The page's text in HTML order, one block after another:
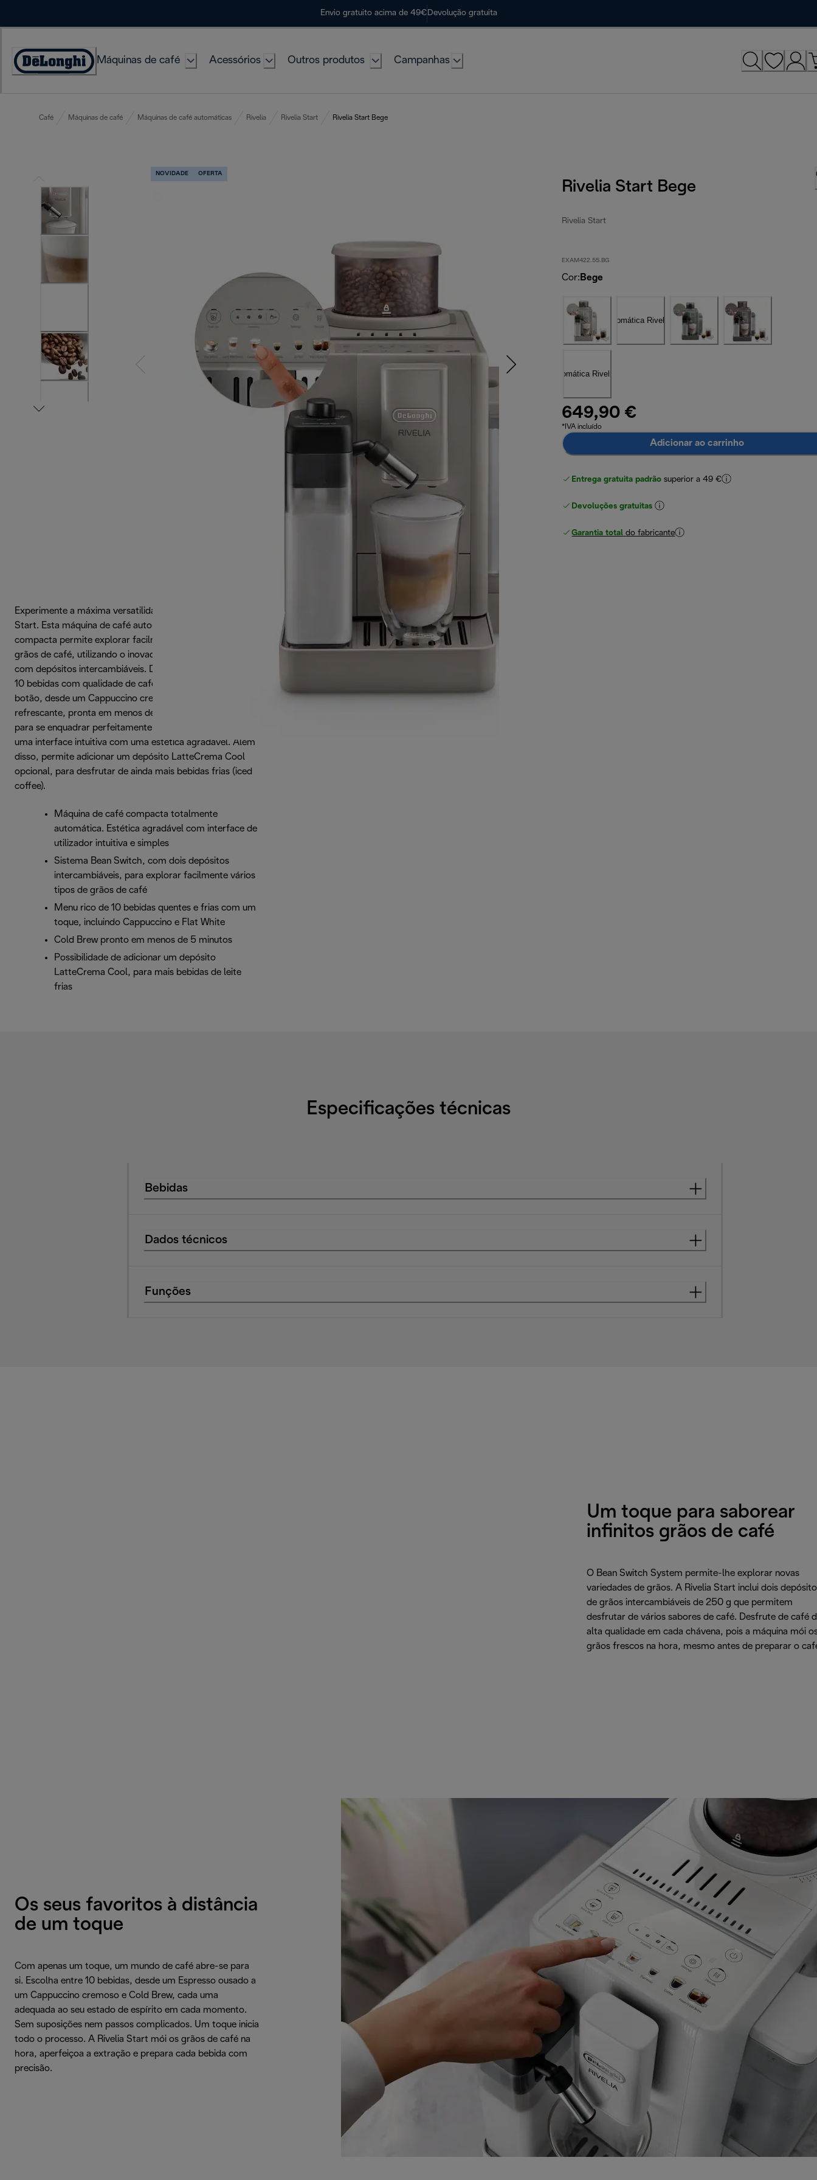
Envio gratuito acima de 49€ Devolução gratuita
Accessibility
Máquinas de café Acessórios Outros produtos Campanhas
Café Máquinas de café Máquinas de café automáticas Rivelia Rivelia Start Rivelia Start Bege
NOVIDADE OFERTA
Rivelia Start Bege
Rivelia Start
EXAM422.55.BG
Cor: Bege
649,90 €
*IVA incluído
Adicionar ao carrinho
Entrega gratuita padrão superior a 49 €
Devoluções gratuitas
Garantia total do fabricante
Experimente a máxima versatilidade do café com a Rivelia
Start. Esta máquina de café automática elegante e
compacta permite explorar facilmente vários tipos de
grãos de café, utilizando o inovador sistema Bean Switch
com depósitos intercambiáveis. Disponha de um menu de
10 bebidas com qualidade de café com um toque num
botão, desde um Cappuccino cremoso a um Cold Brew
refrescante, pronta em menos de 5 minutos. Concebida
para se enquadrar perfeitamente na bancada, combina
uma interface intuitiva com uma estética agradável. Além
disso, permite adicionar um depósito LatteCrema Cool
opcional, para desfrutar de ainda mais bebidas frias (iced
coffee).
Máquina de café compacta totalmente
automática. Estética agradável com interface de
utilizador intuitiva e simples
Sistema Bean Switch, com dois depósitos
intercambiáveis, para explorar facilmente vários
tipos de grãos de café
Menu rico de 10 bebidas quentes e frias com um
toque, incluindo Cappuccino e Flat White
Cold Brew pronto em menos de 5 minutos
Possibilidade de adicionar um depósito
LatteCrema Cool, para mais bebidas de leite
frias
Especificações técnicas
Bebidas
Dados técnicos
Funções
Um toque para saborear
infinitos grãos de café
O Bean Switch System permite-lhe explorar novas
variedades de grãos. A Rivelia Start inclui dois
de grãos intercambiáveis de 250 g que permitem
desfrutar de vários sabores de café. Desfrute de café
alta qualidade em cada chávena, pois a máquina mói
grãos frescos na hora, mesmo antes de preparar o
Os seus favoritos à distância
de um toque
Com apenas um toque, um mundo de café abre-se para
si. Escolha entre 10 bebidas, desde um Espresso ousado a
um Cappuccino cremoso e Cold Brew, cada uma
adequada ao seu estado de espírito em cada momento.
Sem suposições nem passos complicados. Um toque inicia
todo o processo. A Rivelia Start mói os grãos de café na
hora, aperfeiçoa a extração e prepara cada bebida com
precisão.